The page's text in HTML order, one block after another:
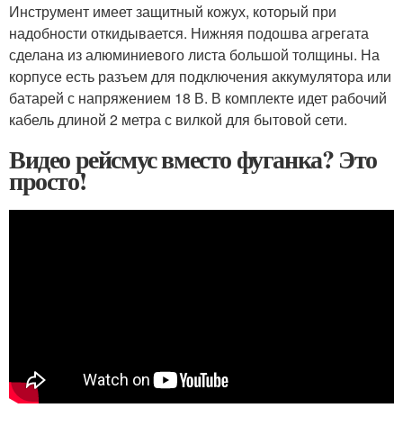
Инструмент имеет защитный кожух, который при
надобности откидывается. Нижняя подошва агрегата
сделана из алюминиевого листа большой толщины. На
корпусе есть разъем для подключения аккумулятора или
батарей с напряжением 18 В. В комплекте идет рабочий
кабель длиной 2 метра с вилкой для бытовой сети.
Видео рейсмус вместо фуганка? Это
просто!